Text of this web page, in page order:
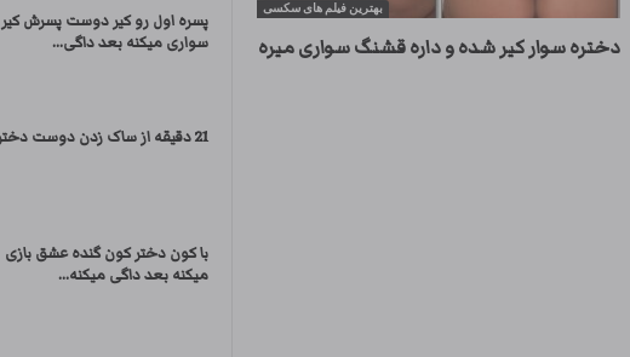
بهترین فیلم های سکسی
دختره سوار کیر شده و داره قشنگ سواری میره
پسره اول رو کیر دوست پسرش کیر
سواری میکنه بعد داگی...
21 دقیقه از ساک زدن دوست‌ دختر
با کون دختر کون گنده عشق بازی
میکنه بعد داگی میکنه...